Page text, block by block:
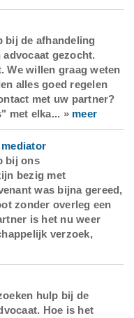
bij de afhandeling
gezocht.
We willen graag weten
alles goed regelen
met uw partner?
met elka... » meer
bij ons
bezig met
was bijna gereed,
zonder overleg een
is het nu weer
verzoek,
hulp bij de
Hoe is het